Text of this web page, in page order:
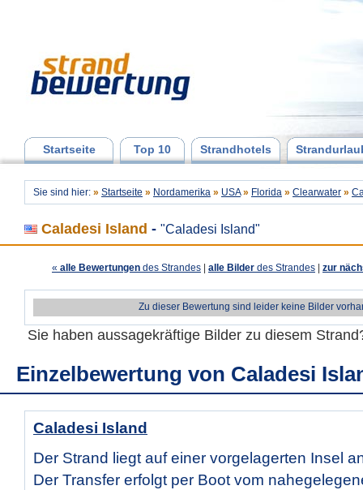
Startseite Top 10 Strandhotels
Sie sind hier: » Startseite » Nordamerika » USA » Florida » Clearwater »
Caladesi Island - "Caladesi Island"
« alle Bewertungen des Strandes alle Bilder des Strandes zur
Zu dieser Bewertung sind leider keine Bilder
Sie haben aussagekräftige Bilder zu diesem
Einzelbewertung von Caladesi
Caladesi Island
Der Strand liegt auf einer vorgelagerten Insel
Der Transfer erfolgt per Boot vom